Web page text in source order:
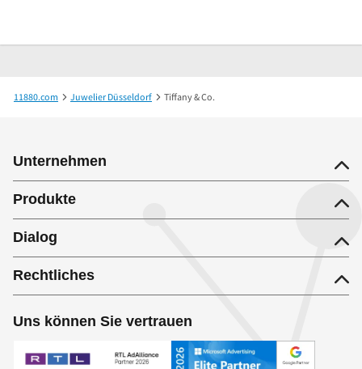
11880.com Juwelier Düsseldorf Tiffany & Co.
Unternehmen
Produkte
Dialog
Rechtliches
Uns können Sie vertrauen